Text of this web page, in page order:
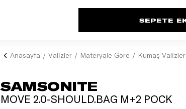
Anasayfa Valizler Materyale Göre Kumaş Valizler
SAMSONITE
MOVE 2.0-SHOULD.BAG M+2 POCK